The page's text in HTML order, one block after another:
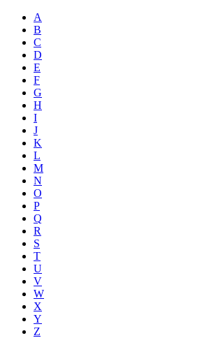
A
B
C
D
E
F
G
H
I
J
K
L
M
N
O
P
Q
R
S
T
U
V
W
X
Y
Z